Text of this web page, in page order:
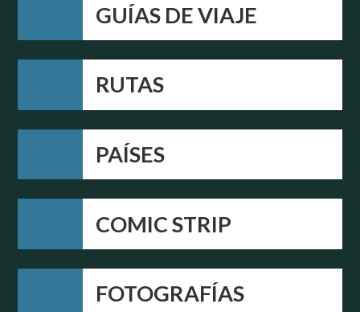
GUÍAS DE VIAJE
RUTAS
PAÍSES
COMIC STRIP
FOTOGRAFÍAS